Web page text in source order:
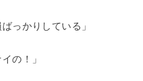
っかりしている」
の！」